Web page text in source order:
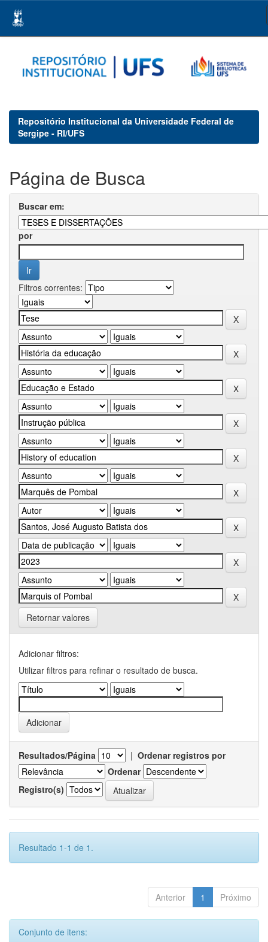
navigation
Repositório Institucional da Universidade Federal de
Sergipe - RI/UFS
Página de Busca
Buscar em:
por
Filtros correntes:
Retornar valores
Adicionar filtros:
Utilizar filtros para refinar o resultado de busca.
Resultados/Página | Ordenar registros por
Ordenar
Registro(s)
Resultado 1-1 de 1.
Anterior 1 Próximo
Conjunto de itens: